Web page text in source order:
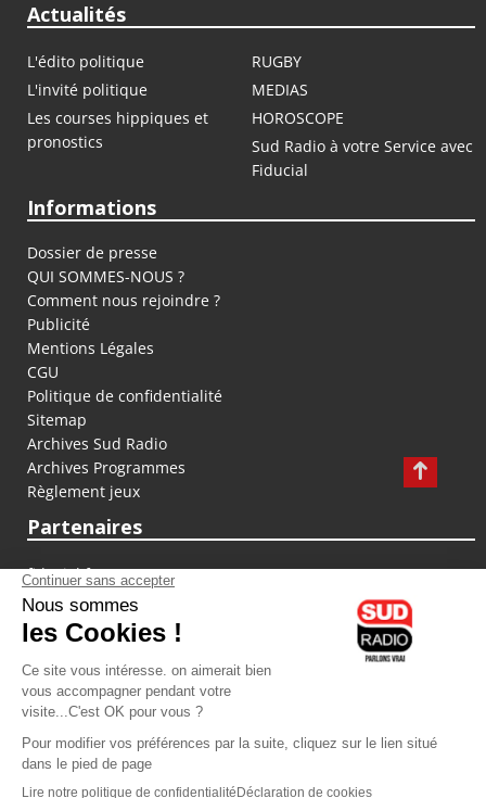
Actualités
L'édito politique
RUGBY
L'invité politique
MEDIAS
Les courses hippiques et
pronostics
HOROSCOPE
Sud Radio à votre Service avec
Fiducial
Informations
Dossier de presse
QUI SOMMES-NOUS ?
Comment nous rejoindre ?
Publicité
Mentions Légales
CGU
Politique de confidentialité
Sitemap
Archives Sud Radio
Archives Programmes
Règlement jeux
Partenaires
fiducial.fr
lyoncapitale.fr
olympique-et-lyonnais.com
L'application Iphone / Android
Téléchargez l'application
Les cookies